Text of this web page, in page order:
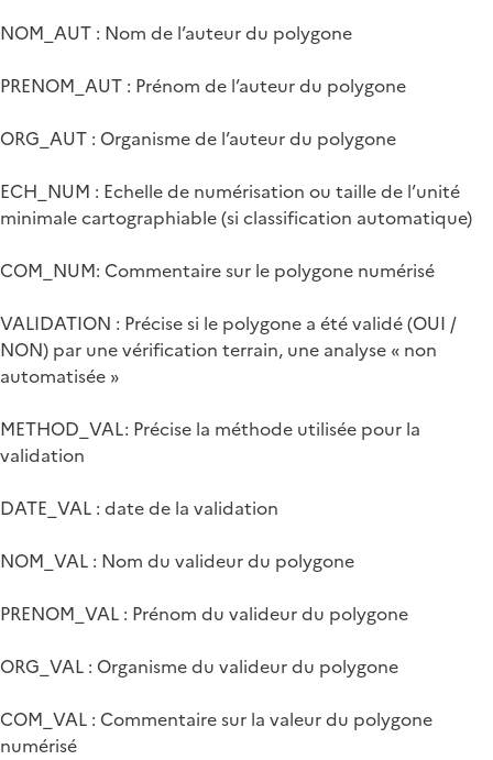
NOM_AUT : Nom de l’auteur du polygone
PRENOM_AUT : Prénom de l’auteur du polygone
ORG_AUT : Organisme de l’auteur du polygone
ECH_NUM : Echelle de numérisation ou taille de l’unité
minimale cartographiable (si classification automatique)
COM_NUM: Commentaire sur le polygone numérisé
VALIDATION : Précise si le polygone a été validé (OUI /
NON) par une vérification terrain, une analyse « non
automatisée »
METHOD_VAL: Précise la méthode utilisée pour la
validation
DATE_VAL : date de la validation
NOM_VAL : Nom du valideur du polygone
PRENOM_VAL : Prénom du valideur du polygone
ORG_VAL : Organisme du valideur du polygone
COM_VAL : Commentaire sur la valeur du polygone
numérisé